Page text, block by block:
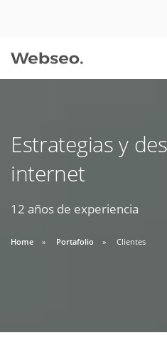
Estrategias y
internet
12 años de experiencia
Home Portafolio Clientes
09:30 AM A